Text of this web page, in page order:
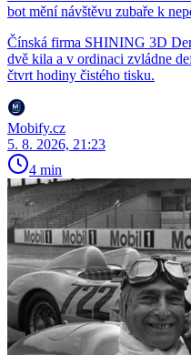
bot mění návštěvu zubaře k
Čínská firma SHINING 3D
dvě kila a v ordinaci zvládne
čtvrt hodiny čistého tisku.
Mobify.cz
5. 8. 2026, 21:23
4 min